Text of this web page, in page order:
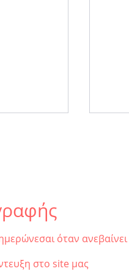
byόταν ανεβαίνει
στο site μας